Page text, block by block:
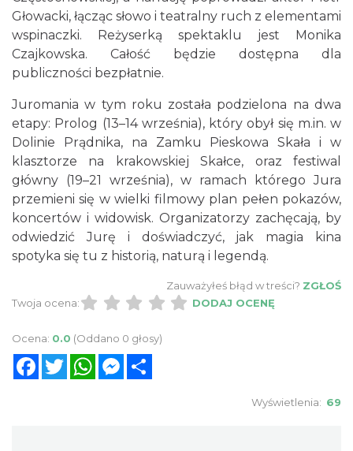
Głowacki, łącząc słowo i teatralny ruch z elementami
wspinaczki. Reżyserką spektaklu jest Monika
Czajkowska. Całość będzie dostępna dla
publiczności bezpłatnie.
Juromania w tym roku została podzielona na dwa
etapy: Prolog (13–14 września), który obył się m.in. w
Dolinie Prądnika, na Zamku Pieskowa Skała i w
klasztorze na krakowskiej Skałce, oraz festiwal
główny (19–21 września), w ramach którego Jura
przemieni się w wielki filmowy plan pełen pokazów,
koncertów i widowisk. Organizatorzy zachęcają, by
odwiedzić Jurę i doświadczyć, jak magia kina
spotyka się tu z historią, naturą i legendą.
Zauważyłeś błąd w treści? ZGŁOŚ
Twoja ocena:
DODAJ OCENĘ
Ocena: 0.0 (Oddano 0 głosy)
FacebookTwitterWhatsAppMessenger
Wyświetlenia: 69